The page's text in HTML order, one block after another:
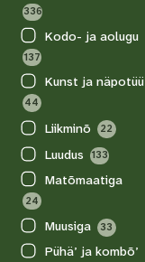
336
Kodo- ja aolugu
137
Kunst ja näpotüü
44
Liikminõ 22
Luudus 133
Matõmaatiga
24
Muusiga 33
Pühä’ ja kombõ’